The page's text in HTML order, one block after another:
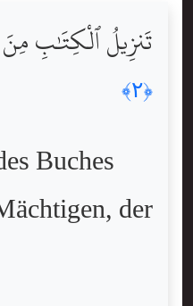
تَنزِيلُ ٱلْكِتَٰبِ مِنَ
﴿٢﴾
Buches
der